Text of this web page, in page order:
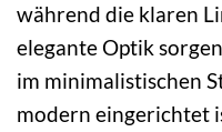
während die klaren
elegante Optik
im minimalistischen
modern eingerichtet